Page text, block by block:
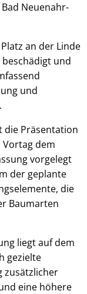
Neuenahr-
an der Linde
und
und
die Präsentation
dem
vorgelegt
der geplante
die
Baumarten
liegt auf dem
gezielte
zusätzlicher
eine höhere